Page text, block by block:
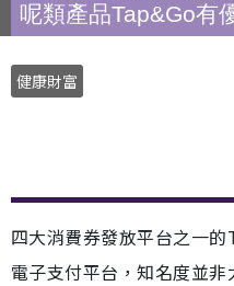
呢類產品Tap&Go有
健康財富
四大消費券發放平台之一
電子支付平台，知名度並